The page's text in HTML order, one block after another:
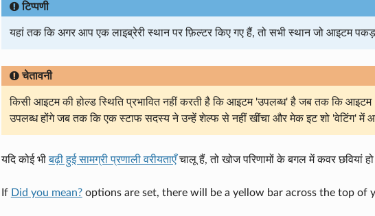
टिप्पणी
यहां तक कि अगर आप एक लाइब्रेरी स्थान पर फ़िल्टर किए गए हैं, तो सभी स्थान जो आइटम
चेतावनी
किसी आइटम की होल्ड स्थिति प्रभावित नहीं करती है कि आइटम 'उपलब्ध' है जब तक कि
उपलब्ध होंगे जब तक कि एक स्टाफ सदस्य ने उन्हें शेल्फ से नहीं खींचा और मेक इट शो 'वेटिंग' में
यदि कोई भीबढ़ी हुई सामग्री प्रणाली वरीयताएँचालू हैं, तो खोज परिणामों के बगल में कवर छवियां
If Did you mean?options are set, there will be a yellow bar across the top of